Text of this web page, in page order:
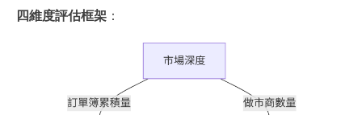
四維度評估框架 ：